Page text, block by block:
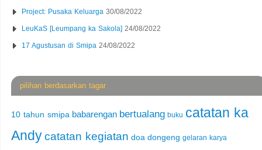
Project: Pusaka Keluarga 30/08/2022
LeuKaS [Leumpang ka Sakola] 24/08/2022
17 Agustusan di Smipa 24/08/2022
pilihan berdasarkan tagar
10 tahun smipa babarengan bertualang buku catatan ka
Andycatatan kegiatan doa dongeng gelaran karya